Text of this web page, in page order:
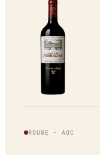
ROUGE · AOC